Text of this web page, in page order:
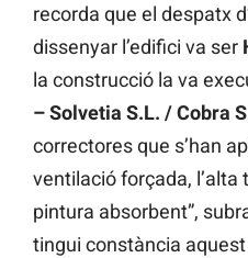
recorda que el despatx
dissenyar l’edifici va ser
la construcció la va
– Solvetia S.L. / Cobra
correctores que s’han
ventilació forçada, l’alta
pintura absorbent”,
tingui constància